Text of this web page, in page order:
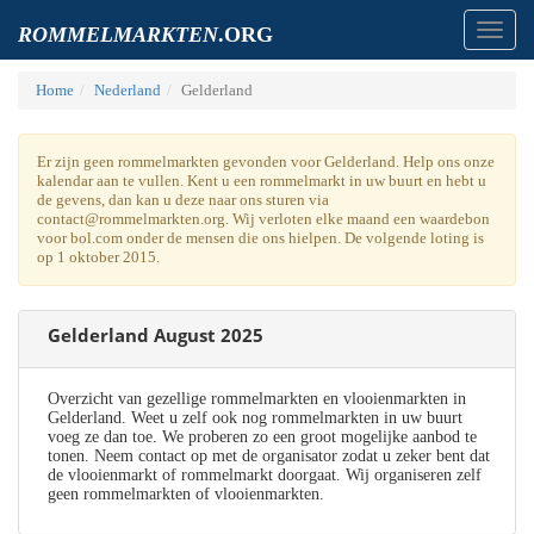
ROMMELMARKTEN.ORG
Home Nederland Gelderland
Er zijn geen rommelmarkten gevonden voor Gelderland. Help ons onze
kalendar aan te vullen. Kent u een rommelmarkt in uw buurt en hebt u
de gevens, dan kan u deze naar ons sturen via
contact@rommelmarkten.org. Wij verloten elke maand een waardebon
voor bol.com onder de mensen die ons hielpen. De volgende loting is
op 1 oktober 2015.
Gelderland August 2025
Overzicht van gezellige rommelmarkten en vlooienmarkten in
Gelderland. Weet u zelf ook nog rommelmarkten in uw buurt
voeg ze dan toe. We proberen zo een groot mogelijke aanbod te
tonen. Neem contact op met de organisator zodat u zeker bent dat
de vlooienmarkt of rommelmarkt doorgaat. Wij organiseren zelf
geen rommelmarkten of vlooienmarkten.